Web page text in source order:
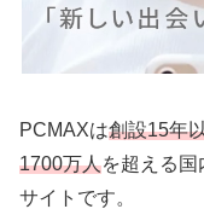
PCMAXは創設15年
1700万人を超える
サイトです。